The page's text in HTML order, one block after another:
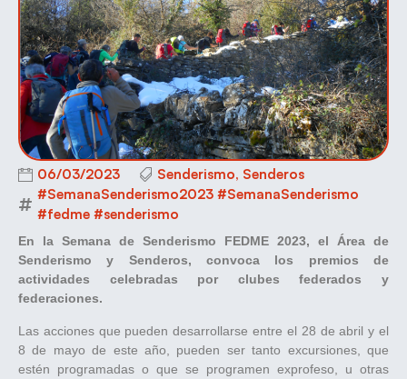
06/03/2023 Senderismo, Senderos
#SemanaSenderismo2023 #SemanaSenderismo
#fedme #senderismo
En la Semana de Senderismo FEDME 2023, el Área de
Senderismo y Senderos, convoca los premios de
actividades celebradas por clubes federados y
federaciones.
Las acciones que pueden desarrollarse entre el 28 de abril y el
8 de mayo de este año, pueden ser tanto excursiones, que
estén programadas o que se programen exprofeso, u otras